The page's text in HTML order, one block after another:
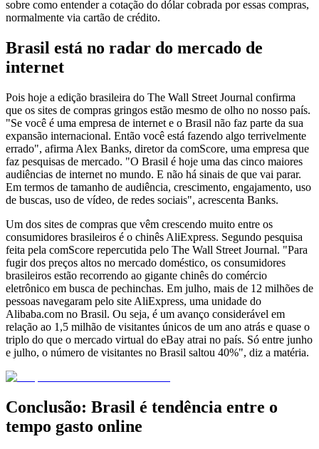
sobre como entender a cotação do dólar cobrada por essas compras,
normalmente via cartão de crédito.
Brasil está no radar do mercado de
internet
Pois hoje a edição brasileira do The Wall Street Journal confirma
que os sites de compras gringos estão mesmo de olho no nosso país.
"Se você é uma empresa de internet e o Brasil não faz parte da sua
expansão internacional. Então você está fazendo algo terrivelmente
errado", afirma Alex Banks, diretor da comScore, uma empresa que
faz pesquisas de mercado. "O Brasil é hoje uma das cinco maiores
audiências de internet no mundo. E não há sinais de que vai parar.
Em termos de tamanho de audiência, crescimento, engajamento, uso
de buscas, uso de vídeo, de redes sociais", acrescenta Banks.
Um dos sites de compras que vêm crescendo muito entre os
consumidores brasileiros é o chinês AliExpress. Segundo pesquisa
feita pela comScore repercutida pelo The Wall Street Journal. "Para
fugir dos preços altos no mercado doméstico, os consumidores
brasileiros estão recorrendo ao gigante chinês do comércio
eletrônico em busca de pechinchas. Em julho, mais de 12 milhões de
pessoas navegaram pelo site AliExpress, uma unidade do
Alibaba.com no Brasil. Ou seja, é um avanço considerável em
relação ao 1,5 milhão de visitantes únicos de um ano atrás e quase o
triplo do que o mercado virtual do eBay atrai no país. Só entre junho
e julho, o número de visitantes no Brasil saltou 40%", diz a matéria.
Conclusão: Brasil é tendência entre o
tempo gasto online